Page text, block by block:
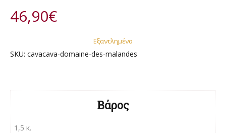
46,90€
Εξαντλημένο
SKU: cavacava-domaine-des-malandes
Βάρος
1,5 κ.